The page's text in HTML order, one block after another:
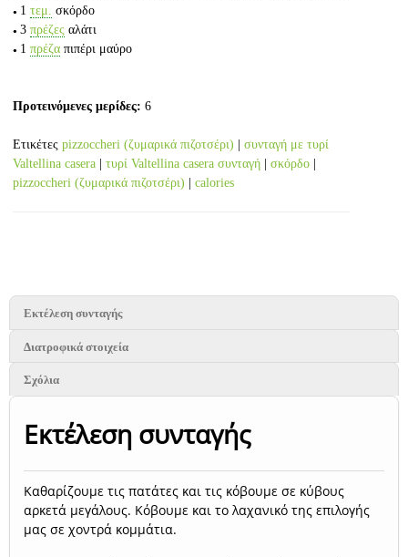
1 τεμ. σκόρδο
3 πρέζες αλάτι
1 πρέζα πιπέρι μαύρο
Προτεινόμενες μερίδες: 6
Ετικέτες pizzoccheri (ζυμαρικά πιζοτσέρι)
συνταγή με τυρί
Valtellina casera
τυρί Valtellina casera συνταγή σκόρδο
pizzoccheri (ζυμαρικά πιζοτσέρι)
calories
Εκτέλεση συνταγής
Διατροφικά στοιχεία
Σχόλια
Εκτέλεση συνταγής
Καθαρίζουμε τις πατάτες και τις κόβουμε σε κύβους
αρκετά μεγάλους. Κόβουμε και το λαχανικό της επιλογής
μας σε χοντρά κομμάτια.